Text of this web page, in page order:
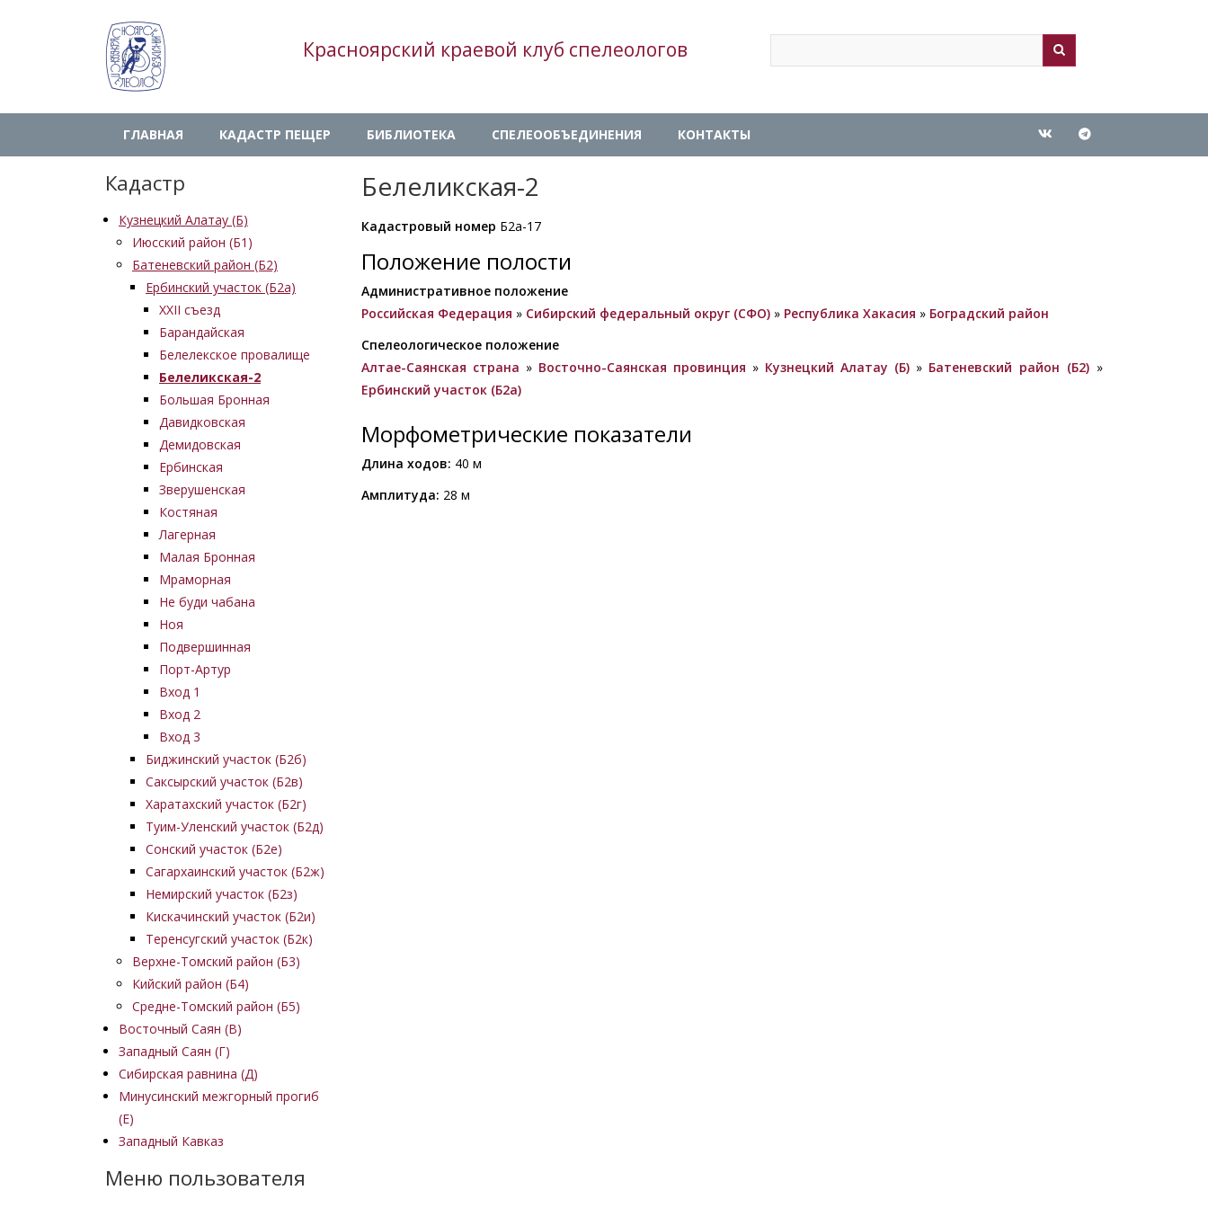
Красноярский краевой клуб спелеологов Search
Main
navigation
ГЛАВНАЯ КАДАСТР ПЕЩЕР БИБЛИОТЕКА СПЕЛЕООБЪЕДИНЕНИЯ КОНТАКТЫ
Кадастр
Кузнецкий Алатау (Б)
Июсский район (Б1)
Батеневский район (Б2)
Ербинский участок (Б2а)
XXII съезд
Барандайская
Белелекское провалище
Белеликская-2
Большая Бронная
Давидковская
Демидовская
Ербинская
Зверушенская
Костяная
Лагерная
Малая Бронная
Мраморная
Не буди чабана
Ноя
Подвершинная
Порт-Артур
Вход 1
Вход 2
Вход 3
Биджинский участок (Б2б)
Саксырский участок (Б2в)
Харатахский участок (Б2г)
Туим-Уленский участок (Б2д)
Сонский участок (Б2е)
Сагархаинский участок (Б2ж)
Немирский участок (Б2з)
Кискачинский участок (Б2и)
Теренсугский участок (Б2к)
Верхне-Томский район (Б3)
Кийский район (Б4)
Средне-Томский район (Б5)
Восточный Саян (B)
Западный Саян (Г)
Сибирская равнина (Д)
Минусинский межгорный прогиб
(Е)
Западный Кавказ
Меню пользователя
Белеликская-2
Кадастровый номер Б2а-17
Положение полости
Административное положение
Российская Федерация » Сибирский федеральный округ (СФО) » Республика Хакасия » Боградский район
Спелеологическое положение
Алтае-Саянская страна » Восточно-Саянская провинция » Кузнецкий Алатау (Б) » Батеневский район (Б2) »
Ербинский участок (Б2а)
Морфометрические показатели
Длина ходов: 40 м
Амплитуда: 28 м